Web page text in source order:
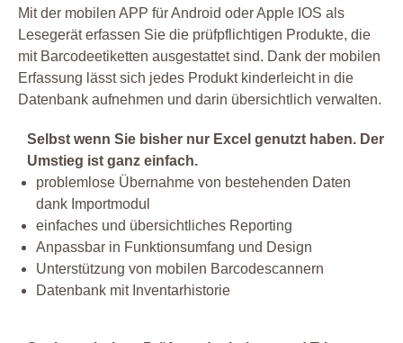
Mit der mobilen APP für Android oder Apple IOS als
Lesegerät erfassen Sie die prüfpflichtigen Produkte, die
mit Barcodeetiketten ausgestattet sind. Dank der mobilen
Erfassung lässt sich jedes Produkt kinderleicht in die
Datenbank aufnehmen und darin übersichtlich verwalten.
Selbst wenn Sie bisher nur Excel genutzt haben. Der
Umstieg ist ganz einfach.
problemlose Übernahme von bestehenden Daten
dank Importmodul
einfaches und übersichtliches Reporting
Anpassbar in Funktionsumfang und Design
Unterstützung von mobilen Barcodescannern
Datenbank mit Inventarhistorie